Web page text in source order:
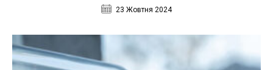
23 Жовтня 2024